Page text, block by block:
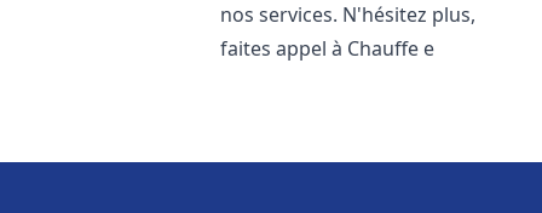
nos services. N'hésitez plus,
faites appel à Chauffe e